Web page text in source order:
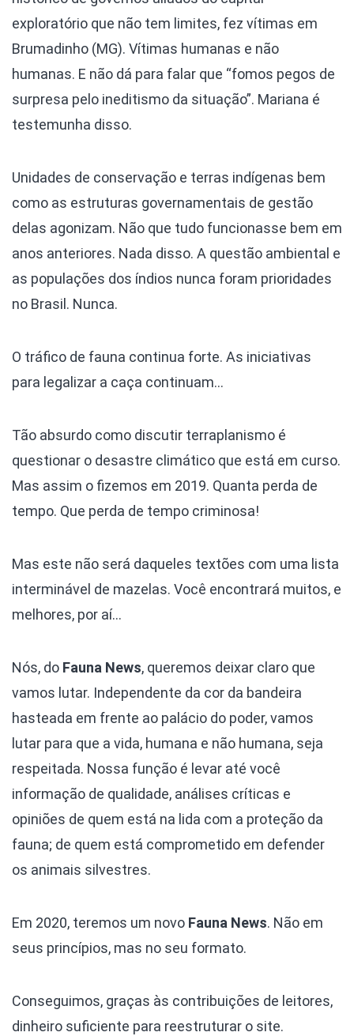
exploratório que não tem limites, fez vítimas em
Brumadinho (MG). Vítimas humanas e não
humanas. E não dá para falar que “fomos pegos de
surpresa pelo ineditismo da situação”. Mariana é
testemunha disso.
Unidades de conservação e terras indígenas bem
como as estruturas governamentais de gestão
delas agonizam. Não que tudo funcionasse bem em
anos anteriores. Nada disso. A questão ambiental e
as populações dos índios nunca foram prioridades
no Brasil. Nunca.
O tráfico de fauna continua forte. As iniciativas
para legalizar a caça continuam…
Tão absurdo como discutir terraplanismo é
questionar o desastre climático que está em curso.
Mas assim o fizemos em 2019. Quanta perda de
tempo. Que perda de tempo criminosa!
Mas este não será daqueles textões com uma lista
interminável de mazelas. Você encontrará muitos, e
melhores, por aí…
Nós, do Fauna News, queremos deixar claro que
vamos lutar. Independente da cor da bandeira
hasteada em frente ao palácio do poder, vamos
lutar para que a vida, humana e não humana, seja
respeitada. Nossa função é levar até você
informação de qualidade, análises críticas e
opiniões de quem está na lida com a proteção da
fauna; de quem está comprometido em defender
os animais silvestres.
Em 2020, teremos um novo Fauna News. Não em
seus princípios, mas no seu formato.
Conseguimos, graças às contribuições de leitores,
dinheiro suficiente para reestruturar o site.